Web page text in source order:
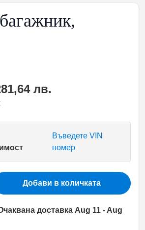
лв.
Въведете VIN
номер
Добави в количката
доставка Aug 11 - Aug